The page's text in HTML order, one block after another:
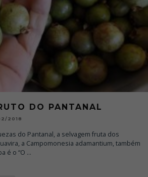
DO PANTANAL
2018
do Pantanal, a selvagem fruta dos
a Campomonesia adamantium, também
é o “O ...